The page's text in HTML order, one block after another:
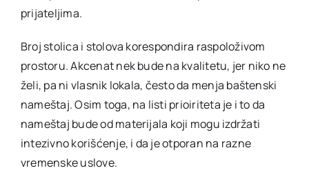
prijateljima.
Broj stolica i stolova korespondira raspoloživom
prostoru. Akcenat nek bude na kvalitetu, jer niko ne
želi, pa ni vlasnik lokala, često da menja baštenski
nameštaj. Osim toga, na listi prioiriteta je i to da
nameštaj bude od materijala koji mogu izdržati
intezivno korišćenje, i da je otporan na razne
vremenske uslove.